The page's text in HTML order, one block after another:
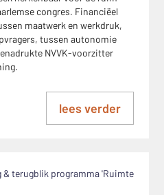
congres. Financiëel
maatwerk en werkdruk,
tussen autonomie
NVVK-voorzitter
lees verder
& terugblik programma 'Ruimte